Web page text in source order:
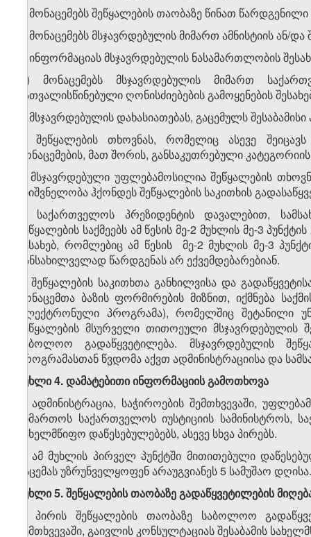
ე) მონაცემებს შეწყალების თაობაზე წინათ
ვ) მონაცემებს მსჯავრდებულის მიმართ ამნისტიის ან/
ზ) ინფორმაციას მსჯავრდებულის ნასამართლობის
თ) მონაცემებს მსჯავრდებულის მიმართ
გათვალისწინებული ღონისძიებების გამოყენების
ი) მსჯავრდებულის დახასიათებას, გაცემულს
კ) შეწყალების თხოვნას, რომელიც ასევე
მონაცემების, მათ შორის, განსაკუთრებული
5. მსჯავრდებული უფლებამოსილია შეწყალების
მნიშვნელობა ჰქონდეს შეწყალების საკითხის
6. საქართველოს პრეზიდენტის დავალებით,
შეწყალების საქმეებს ამ წესის მე-2 მუხლის მე-3
შესახებ, რომლებიც ამ წესის მე-2 მუხლის მე-3
განსახილველად წარდგენას არ ექვემდებარებიან.
7. შეწყალების საკითხთა განხილვისა და
მონაცემთა ბაზის ფორმირების მიზნით, იქმნება
ელექტრონული პროგრამა), რომელშიც შეტანილი
შეწყალების მსურველი თითოეული მსჯავრდებულის
საბოლოო გადაწყვეტილება. მსჯავრდებულის
პროგრამასთან წვდომა აქვთ ადმინისტრაციისა და
მუხლი4.დამატებითი ინფორმაციისგამოთხოვა
1. ადმინისტრაცია, საჭიროების შემთხვევაში,
მიმართოს საქართველოს იუსტიციის სამინისტროს,
სახელმწიფო დაწესებულებებს, ასევე სხვა პირებს.
2. ამ მუხლის პირველ პუნქტში მითითებული
გაცემას უზრუნველყოფენ არაუგვიანეს 5 სამუშაო დღისა.
მუხლი5.შეწყალების თაობაზე გადაწყვეტილების
1. პირის შეწყალების თაობაზე საბოლოო
შემთხვევაში, გაივლის კონსულტაციას შესაბამის